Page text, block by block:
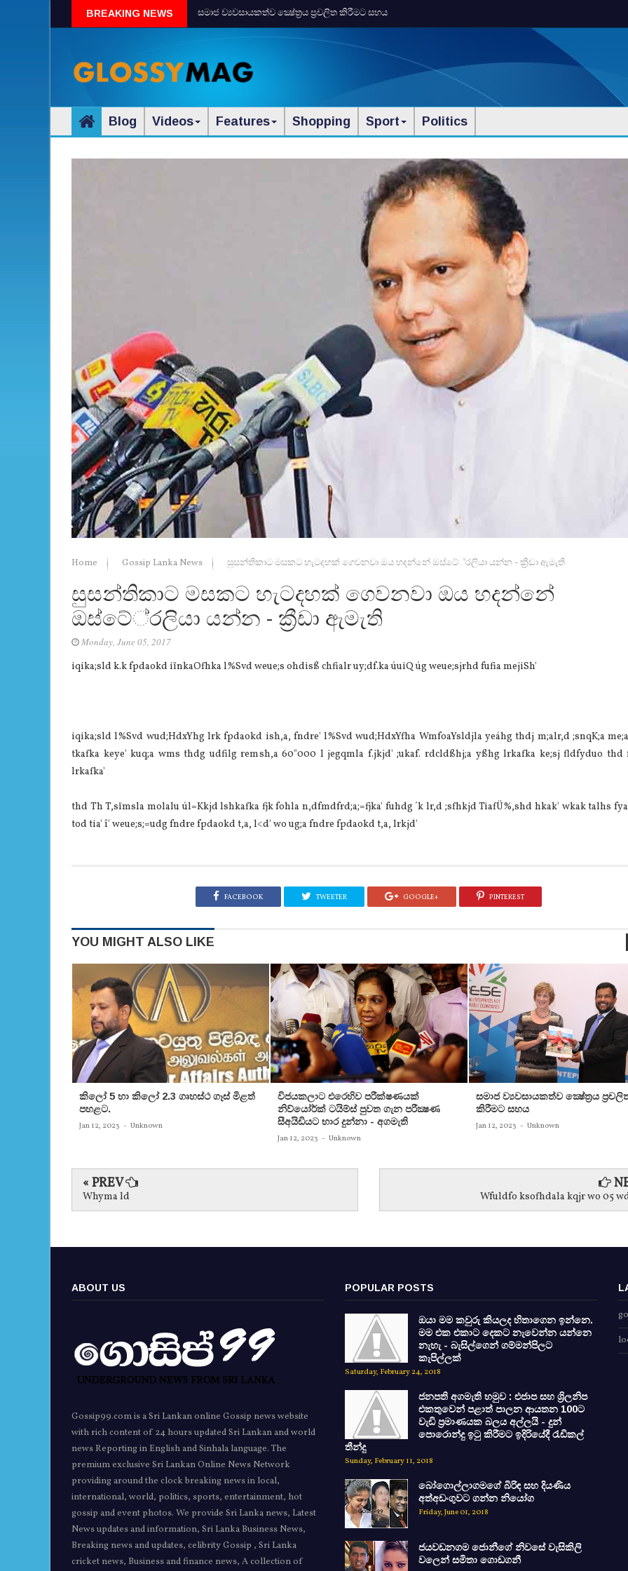
BREAKING NEWS සමාජ ව්‍යවසායකත්ව ක්‍ෂේත්‍රය ප්‍රචලිත කිරීමට සහය
Blog Videos Features Shopping Sport Politics
Home Gossip Lanka News සුසන්තිකාට මසකට හැටදහක්‌ ගෙවනවා ඔය හදන්නේ ඔස්‌ටේ්‍රලියා යන්න - ක්‍රීඩා ඇමැති
සුසන්තිකාට මසකට හැටදහක්‌ ගෙවනවා ඔය හදන්නේ
ඔස්‌ටේ්‍රලියා යන්න - ක්‍රීඩා ඇමැති
Monday, June 05, 2017
iqika;sld k.k fpdaokd iïnkaOfhka l%Svd weue;s ohdisß chfialr uy;df.ka úuiQ úg weue;sjrhd fufia mejiSh'
iqika;sld l%Svd wud;HdxYhg lrk fpdaokd ish,a, fndre' l%Svd wud;HdxYfha WmfoaYsldjla‌ yeáhg thdj m;alr,d ;snqK;a
tkafka keye' kuq;a wms thdg udfilg remsh,a 60"000 l jegqmla‌ f.jkjd' ;ukaf. rdcldßhj;a yßhg lrkafka ke;sj fldfyduo thd
lrkafka'
thd Th T,sïmsla‌ mola‌lu úl=Kkjd lshkafka fjk fohla‌ n,dfmdfrd;a;=fjka' fuhdg ´k lr,d ;sfhkjd Tia‌fÜ%,shd hkak' wkak talhs
tod tia‌' î' weue;s;=udg fndre fpdaokd t,a, l<d' wo ug;a fndre fpdaokd t,a, lrkjd'
FACEBOOK TWEETER GOOGLE+ PINTEREST
YOU MIGHT ALSO LIKE
කිලෝ 5 හා කිලෝ 2.3 ගෘහස්ථ ගෑස් මිළත්
පහළට.
Jan 12, 2023 - Unknown
විජයකලාට එරෙහිව පරීක්‌ෂණයක්‌
නිව්යෝර්ක්‌ ටයිම්ස්‌ පුවත ගැන පරීක්‍ෂණ
සීඅයිඩියට භාර දුන්නා - අගමැති
Jan 12, 2023 - Unknown
සමාජ ව්‍යවසායකත්ව ක්‍ෂේත්‍රය
කිරීමට සහය
Jan 12, 2023 - Unknown
« PREV
Whyma ld Wfuldfo ksofhdala kqjr wo 05
ABOUT US
Gossip99.com is a Sri Lankan online Gossip news website
with rich content of 24 hours updated Sri Lankan and world
news Reporting in English and Sinhala language. The
premium exclusive Sri Lankan Online News Network
providing around the clock breaking news in local,
international, world, politics, sports, entertainment, hot
gossip and event photos. We provide Sri Lanka news, Latest
News updates and information, Sri Lanka Business News,
Breaking news and updates, celibrity Gossip , Sri Lanka
cricket news, Business and finance news, A collection of
POPULAR POSTS
ඔයා මම කවුරු කියලද හිතාගෙන ඉන්නෙ.
මම එක එකාට දෙකට නැවෙන්න යන්නෙ
නැහැ - බැසිල්ගෙන් ගම්මන්පිලට
කැපිල්ලක්
Saturday, February 24, 2018
ජනපති අගමැති හමුව : එජාප සහ ශ්‍රිලනිප
එකතුවෙන් පළාත් පාලන ආයතන 100ට
වැඩි ප්‍රමාණයක බලය අල්ලයි - දුන්
පොරොන්දු ඉටු කිරීමට ඉදිරියේදී රැඩිකල්
තීන්දු
Sunday, February 11, 2018
බෝගොල්ලාගමගේ බිරිඳ සහ දියණිය
අත්අඩංගුවට ගන්න නියෝග
Friday, June 01, 2018
ජයවඩනගම ජොනීගේ නිවසේ වැසිකිලි
වලෙන් සමිතා ගොඩගනී